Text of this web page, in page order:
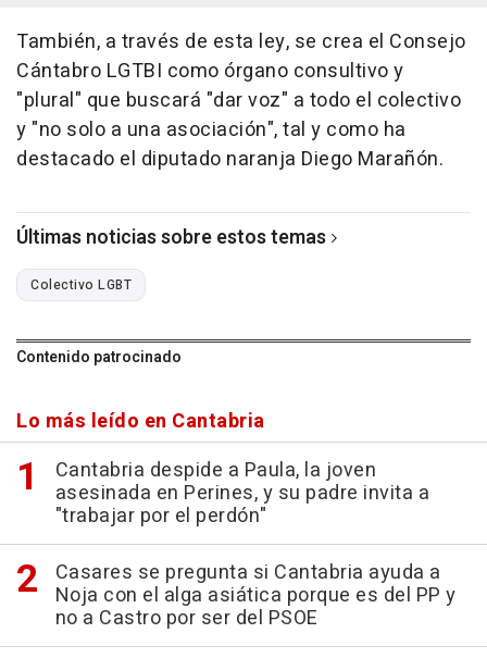
También, a través de esta ley, se crea el Consejo
Cántabro LGTBI como órgano consultivo y
"plural" que buscará "dar voz" a todo el colectivo
y "no solo a una asociación", tal y como ha
destacado el diputado naranja Diego Marañón.
Últimas noticias sobre estos temas
Colectivo LGBT
Contenido patrocinado
Lo más leído en Cantabria
Cantabria despide a Paula, la joven
asesinada en Perines, y su padre invita a
"trabajar por el perdón"
Casares se pregunta si Cantabria ayuda a
Noja con el alga asiática porque es del PP y
no a Castro por ser del PSOE